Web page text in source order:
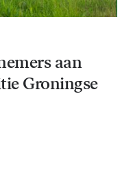
aan
Groningse